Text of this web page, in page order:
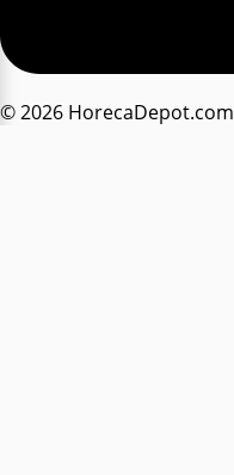
© 2026 HorecaDepot.com